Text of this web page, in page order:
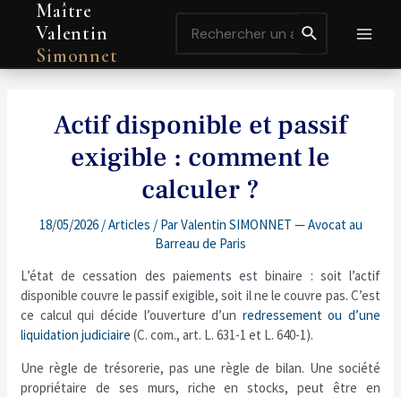
contenu
Maître
Valentin
Simonnet
for:
Actif disponible et passif
exigible : comment le
calculer ?
18/05/2026 /Articles / ParValentin SIMONNET — Avocat au
Barreau de Paris
L’état de cessation des paiements est binaire : soit l’actif
disponible couvre le passif exigible, soit il ne le couvre pas. C’est
ce calcul qui décide l’ouverture d’un redressement ou d’une
liquidation judiciaire (C. com., art. L. 631-1 et L. 640-1).
Une règle de trésorerie, pas une règle de bilan. Une société
propriétaire de ses murs, riche en stocks, peut être en
Navigation
de